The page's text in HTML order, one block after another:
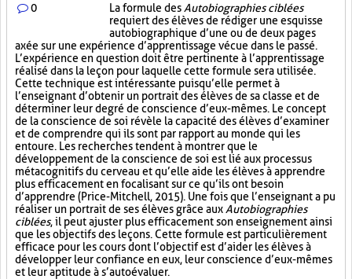
0 La formule des Autobiographies ciblées
requiert des élèves de rédiger une esquisse
autobiographique d’une ou de deux pages
axée sur une expérience d’apprentissage vécue dans le passé.
L’expérience en question doit être pertinente à l’apprentissage
réalisé dans la leçon pour laquelle cette formule sera utilisée.
Cette technique est intéressante puisqu’elle permet à
l’enseignant d’obtenir un portrait des élèves de sa classe et de
déterminer leur degré de conscience d’eux-mêmes. Le concept
de la conscience de soi révèle la capacité des élèves d’examiner
et de comprendre qui ils sont par rapport au monde qui les
entoure. Les recherches tendent à montrer que le
développement de la conscience de soi est lié aux processus
métacognitifs du cerveau et qu’elle aide les élèves à apprendre
plus efficacement en focalisant sur ce qu’ils ont besoin
d’apprendre (Price-Mitchell, 2015). Une fois que l’enseignant a pu
réaliser un portrait de ses élèves grâce aux Autobiographies
ciblées, il peut ajuster plus efficacement son enseignement ainsi
que les objectifs des leçons. Cette formule est particulièrement
efficace pour les cours dont l’objectif est d’aider les élèves à
développer leur confiance en eux, leur conscience d’eux-mêmes
et leur aptitude à s’autoévaluer.